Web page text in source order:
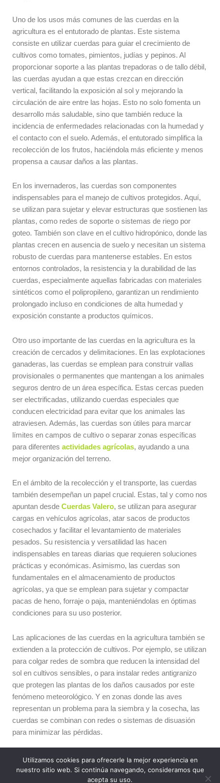
Uno de los usos más comunes de las cuerdas en la
agricultura es el entutorado de plantas. Este sistema
consiste en utilizar cuerdas para guiar el crecimiento de
cultivos como tomates, pimientos, judías y pepinos. Al
proporcionar soporte a las plantas trepadoras o de tallo débil,
las cuerdas ayudan a que estas crezcan en dirección
vertical, facilitando la exposición al sol y mejorando la
circulación de aire entre las hojas. Esto no solo fomenta un
desarrollo más saludable, sino que también reduce la
incidencia de enfermedades relacionadas con la humedad y
el contacto con el suelo. Además, el entutorado simplifica la
recolección de los frutos, haciéndola más eficiente y menos
propensa a causar daños a las plantas.
En los invernaderos, las cuerdas son componentes
indispensables para el manejo de cultivos protegidos. Aquí,
se utilizan para sujetar y elevar estructuras que sostienen las
plantas, como redes de soporte o sistemas de riego por
goteo. También son clave en el cultivo hidropónico, donde las
plantas crecen en ausencia de suelo y necesitan un sistema
robusto de cuerdas para mantenerse estables. En estos
entornos controlados, la resistencia y la durabilidad de las
cuerdas, especialmente aquellas fabricadas con materiales
sintéticos como el polipropileno, garantizan un rendimiento
prolongado incluso en condiciones de alta humedad y
exposición constante a productos químicos.
Otro uso importante de las cuerdas en la agricultura es la
creación de cercados y delimitaciones. En las explotaciones
ganaderas, las cuerdas se emplean para construir vallas
provisionales o permanentes que mantengan a los animales
seguros dentro de un área específica. Estas cercas pueden
ser electrificadas, utilizando cuerdas especiales que
conducen electricidad para evitar que los animales las
atraviesen. Además, las cuerdas son útiles para marcar
límites en campos de cultivo o separar zonas específicas
para diferentes actividades agrícolas, ayudando a una
mejor organización del terreno.
En el ámbito de la recolección y el transporte, las cuerdas
también desempeñan un papel crucial. Estas, tal y como nos
apuntan desde Cuerdas Valero, se utilizan para asegurar
cargas en vehículos agrícolas, atar sacos de productos
cosechados y facilitar el levantamiento de materiales
pesados. Su resistencia y versatilidad las hacen
indispensables en tareas diarias que requieren soluciones
prácticas y económicas. Asimismo, las cuerdas son
fundamentales en el almacenamiento de productos
agrícolas, ya que se emplean para sujetar y compactar
pacas de heno, forraje o paja, manteniéndolas en óptimas
condiciones para su uso posterior.
Las aplicaciones de las cuerdas en la agricultura también se
extienden a la protección de cultivos. Por ejemplo, se utilizan
para colgar redes de sombra que reducen la intensidad del
sol en cultivos sensibles, o para instalar redes antigranizo
que protegen las plantas de los daños causados por este
fenómeno meteorológico. Y en zonas donde las aves
representan un problema para la siembra y la cosecha, las
cuerdas se combinan con redes o sistemas de disuasión
para minimizar las pérdidas.
¿Qué tipos de cuerdas son las más habituales en
invernaderos?
En los invernaderos, las cuerdas son elementos esenciales
Utilizamos cookies para ofrecerle la mejor experiencia en
nuestro sitio web. Si continúa navegando, consideramos que
acepta su uso.